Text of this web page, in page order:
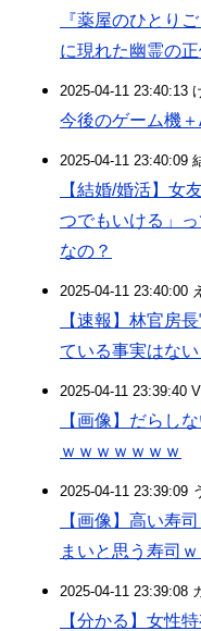
『薬屋のひとり
に現れた幽霊の
2025-04-11 23:40:13
今後のゲーム機
2025-04-11 23:40:09
【結婚/婚活】女
つでもいける」
なの？
2025-04-11 23:40:00
【速報】林官房
ている事実はない
2025-04-11 23:39:40
【画像】だらし
ｗｗｗｗｗｗｗ
2025-04-11 23:39:09
【画像】高い寿
まいと思う寿司
2025-04-11 23:39:08
【分かる】女性